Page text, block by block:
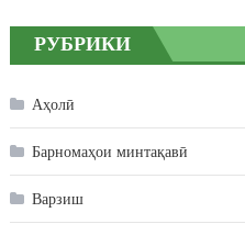
РУБРИКИ
Аҳолӣ
Барномаҳои минтақавӣ
Варзиш